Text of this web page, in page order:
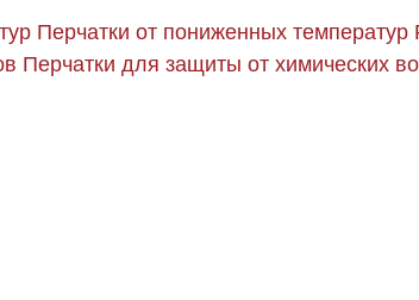
Перчатки от пониженных температур
Перчатки для защиты от химических